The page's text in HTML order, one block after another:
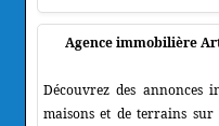
Agence immobilière
Découvrez des annonces
maisons et de terrains sur